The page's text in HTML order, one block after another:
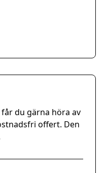
du gärna höra av
offert. Den